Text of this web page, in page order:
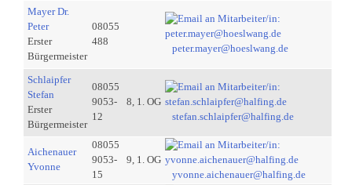
Mayer Dr.
Peter
Erster
Bürgermeister
08055
488
peter.mayer@hoeslwang.de
Schlaipfer
Stefan
Erster
Bürgermeister
08055
9053-
12
8, 1. OG
stefan.schlaipfer@halfing.de
Aichenauer
Yvonne
08055
9053-
15
9, 1. OG
yvonne.aichenauer@halfing.de